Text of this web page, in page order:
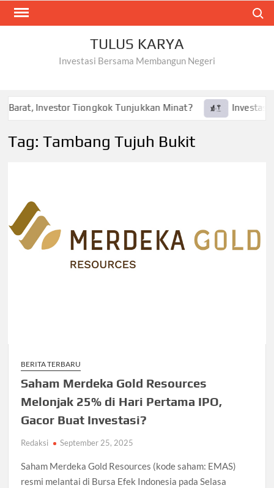
Skip
TULUS KARYA
Investasi Bersama Membangun Negeri
Investor Tiongkok Tunjukkan Minat? Investasi
Tag:Tambang Tujuh Bukit
BERITA TERBARU
Saham Merdeka Gold Resources
Melonjak 25% di Hari Pertama IPO,
Gacor Buat Investasi?
Redaksi September 25, 2025
Saham Merdeka Gold Resources (kode saham: EMAS)
resmi melantai di Bursa Efek Indonesia pada Selasa